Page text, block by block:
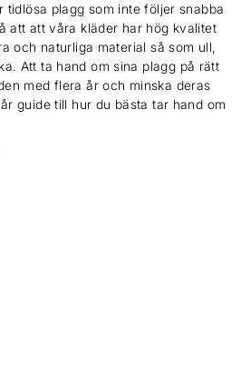
tidlösa plagg som inte följer snabba
att att våra kläder har hög kvalitet
och naturliga material så som ull,
Att ta hand om sina plagg på rätt
med flera år och minska deras
guide till hur du bästa tar hand om